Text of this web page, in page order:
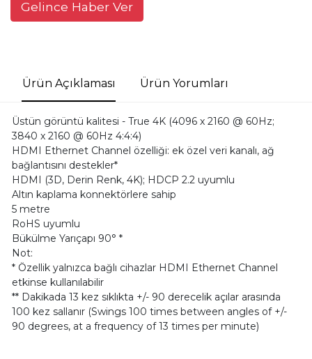
Gelince Haber Ver
Ürün Açıklaması Ürün Yorumları
Üstün görüntü kalitesi - True 4K (4096 x 2160 @ 60Hz;
3840 x 2160 @ 60Hz 4:4:4)
HDMI Ethernet Channel özelliği: ek özel veri kanalı, ağ
bağlantısını destekler*
HDMI (3D, Derin Renk, 4K); HDCP 2.2 uyumlu
Altın kaplama konnektörlere sahip
5 metre
RoHS uyumlu
Bükülme Yarıçapı 90° *
Not:
* Özellik yalnızca bağlı cihazlar HDMI Ethernet Channel
etkinse kullanılabilir
** Dakikada 13 kez sıklıkta +/- 90 derecelik açılar arasında
100 kez sallanır (Swings 100 times between angles of +/-
90 degrees, at a frequency of 13 times per minute)